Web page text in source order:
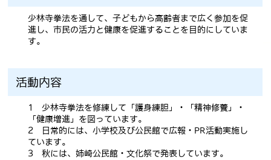
少林寺拳法を通して、子どもから高齢者まで広く参加を促
進し、市民の活力と健康を促進することを目的にしていま
す。
活動内容
1 少林寺拳法を修練して「護身練胆」・「精神修養」・
「健康増進」を図っています。
2 日常的には、小学校及び公民館で広報・PR活動実施し
ています。
3 秋には、姉崎公民館・文化祭で発表しています。